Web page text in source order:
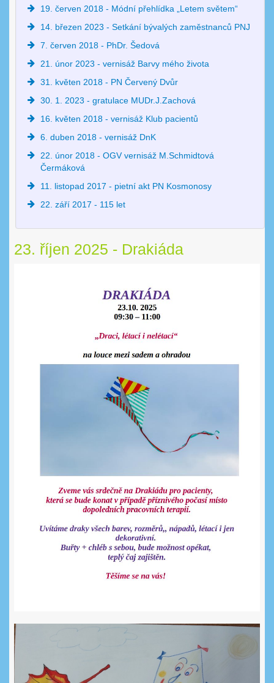
19. červen 2018 - Módní přehlídka „Letem světem“
14. březen 2023 - Setkání bývalých zaměstnanců PNJ
7. červen 2018 - PhDr. Šedová
21. únor 2023 - vernisáž Barvy mého života
31. květen 2018 - PN Červený Dvůr
30. 1. 2023 - gratulace MUDr.J.Zachová
16. květen 2018 - vernisáž Klub pacientů
6. duben 2018 - vernisáž DnK
22. únor 2018 - OGV vernisáž M.Schmidtová
Čermáková
11. listopad 2017 - pietní akt PN Kosmonosy
22. září 2017 - 115 let
23. říjen 2025 - Drakiáda